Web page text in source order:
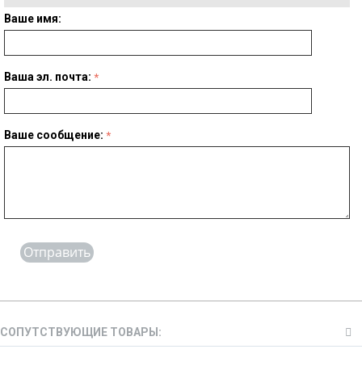
Ваше имя:
Ваша эл. почта:
Ваше сообщение:
Отправить
СОПУТСТВУЮЩИЕ ТОВАРЫ: